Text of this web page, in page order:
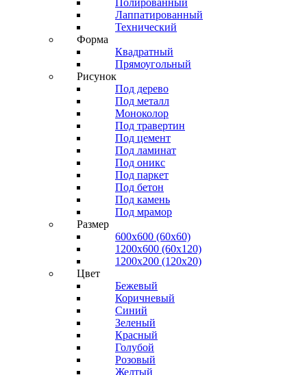
Полированный
Лаппатированный
Технический
Форма
Квадратный
Прямоугольный
Рисунок
Под дерево
Под металл
Моноколор
Под травертин
Под цемент
Под ламинат
Под оникс
Под паркет
Под бетон
Под камень
Под мрамор
Размер
600х600 (60х60)
1200х600 (60х120)
1200х200 (120x20)
Цвет
Бежевый
Коричневый
Синий
Зеленый
Красный
Голубой
Розовый
Желтый